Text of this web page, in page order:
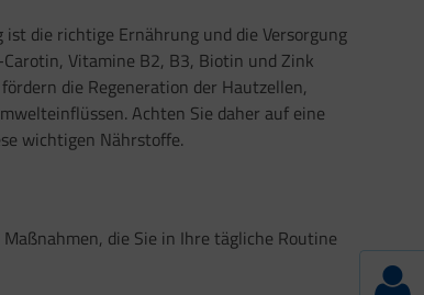
die richtige Ernährung und die Versorgung
Vitamine B2, B3, Biotin und Zink
die Regeneration der Hautzellen,
Achten Sie daher auf eine
wichtigen Nährstoffe.
die Sie in Ihre tägliche Routine